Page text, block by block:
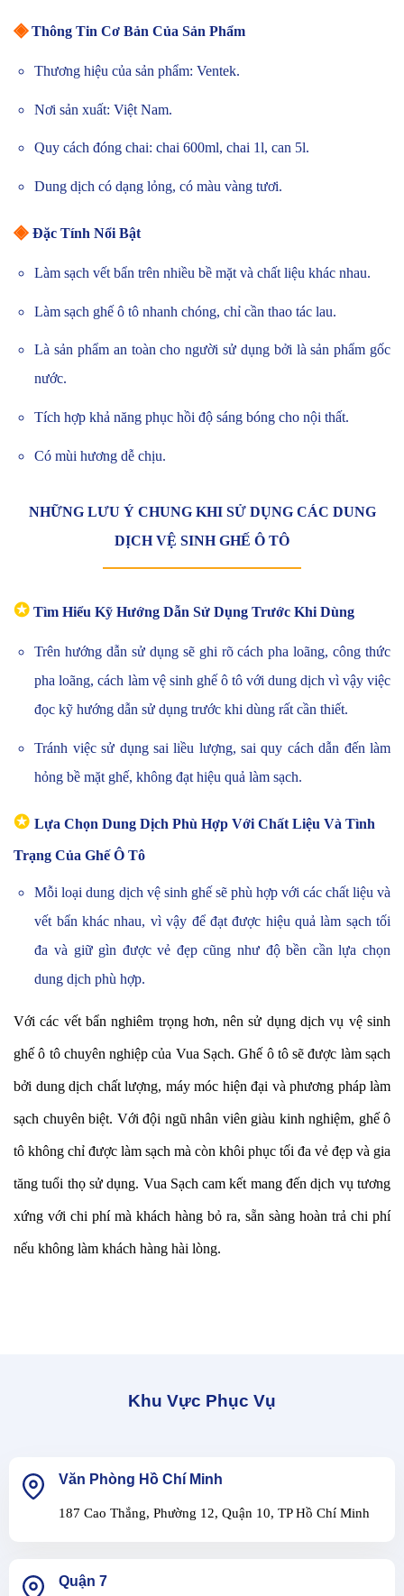
◈ Thông Tin Cơ Bản Của Sản Phẩm
Thương hiệu của sản phẩm: Ventek.
Nơi sản xuất: Việt Nam.
Quy cách đóng chai: chai 600ml, chai 1l, can 5l.
Dung dịch có dạng lỏng, có màu vàng tươi.
◈ Đặc Tính Nổi Bật
Làm sạch vết bẩn trên nhiều bề mặt và chất liệu khác nhau.
Làm sạch ghế ô tô nhanh chóng, chỉ cần thao tác lau.
Là sản phẩm an toàn cho người sử dụng bởi là sản phẩm gốc
nước.
Tích hợp khả năng phục hồi độ sáng bóng cho nội thất.
Có mùi hương dễ chịu.
NHỮNG LƯU Ý CHUNG KHI SỬ DỤNG CÁC DUNG
DỊCH VỆ SINH GHẾ Ô TÔ
✪ Tìm Hiểu Kỹ Hướng Dẫn Sử Dụng Trước Khi Dùng
Trên hướng dẫn sử dụng sẽ ghi rõ cách pha loãng, công thức
pha loãng, cách làm vệ sinh ghế ô tô với dung dịch vì vậy việc
đọc kỹ hướng dẫn sử dụng trước khi dùng rất cần thiết.
Tránh việc sử dụng sai liều lượng, sai quy cách dẫn đến làm
hỏng bề mặt ghế, không đạt hiệu quả làm sạch.
✪ Lựa Chọn Dung Dịch Phù Hợp Với Chất Liệu Và Tình
Trạng Của Ghế Ô Tô
Mỗi loại dung dịch vệ sinh ghế sẽ phù hợp với các chất liệu và
vết bẩn khác nhau, vì vậy để đạt được hiệu quả làm sạch tối
đa và giữ gìn được vẻ đẹp cũng như độ bền cần lựa chọn
dung dịch phù hợp.
Với các vết bẩn nghiêm trọng hơn, nên sử dụng dịch vụ vệ sinh
ghế ô tô chuyên nghiệp của Vua Sạch.Ghế ô tô sẽ được làm sạch
bởi dung dịch chất lượng, máy móc hiện đại và phương pháp làm
sạch chuyên biệt. Với đội ngũ nhân viên giàu kinh nghiệm, ghế ô
tô không chỉ được làm sạch mà còn khôi phục tối đa vẻ đẹp và gia
tăng tuổi thọ sử dụng. Vua Sạch cam kết mang đến dịch vụ tương
xứng với chi phí mà khách hàng bỏ ra, sẵn sàng hoàn trả chi phí
nếu không làm khách hàng hài lòng.
Khu Vực Phục Vụ
Văn Phòng Hồ Chí Minh
187 Cao Thắng, Phường 12, Quận 10, TP Hồ Chí Minh
Quận 7